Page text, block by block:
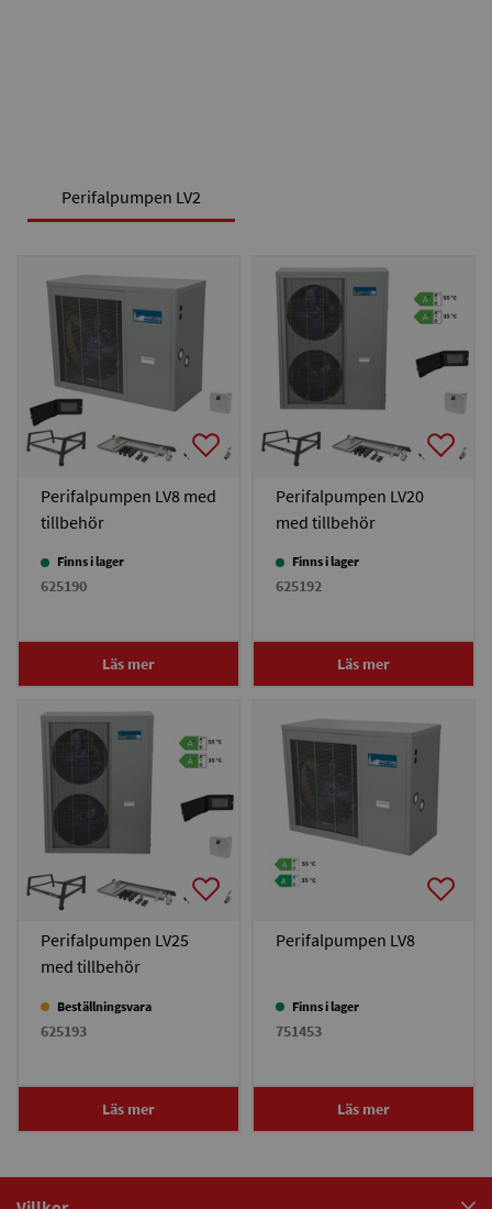
Perifalpumpen LV2
Perifalpumpen LV8 med
tillbehör
Finns i lager
625190
Läs mer
Perifalpumpen LV20
med tillbehör
Finns i lager
625192
Läs mer
Perifalpumpen LV25
med tillbehör
Beställningsvara
625193
Läs mer
Perifalpumpen LV8
Finns i lager
751453
Läs mer